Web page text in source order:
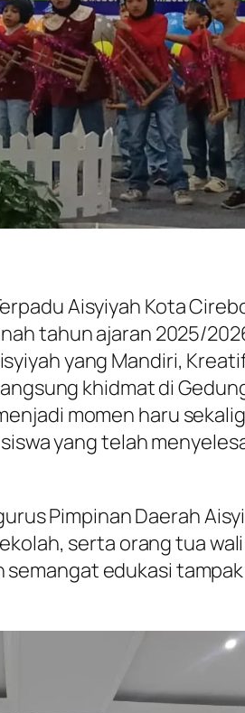
Aisyiyah Kota
tahun ajaran 2025/
yang Mandiri,
khidmat di
momen haru
yang telah
Pimpinan Daerah
serta orang tua
edukasi